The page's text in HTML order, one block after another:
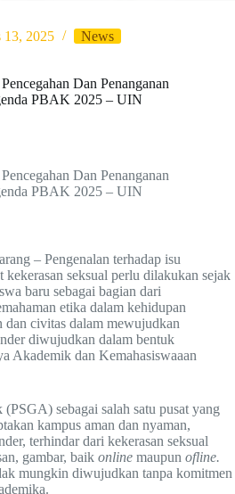
13, 2025 News
Dan Penanganan
PBAK 2025 – UIN
Dan Penanganan
PBAK 2025 – UIN
– Pengenalan terhadap isu
kekerasan seksual perlu dilakukan sejak
baru sebagai bagian dari
etika dalam kehidupan
civitas dalam mewujudkan
diwujudkan dalam bentuk
Akademik dan Kemahasiswaaan
sebagai salah satu pusat yang
kampus aman dan nyaman,
terhindar dari kekerasan seksual
gambar, baik online maupun ofline.
mungkin diwujudkan tanpa komitmen